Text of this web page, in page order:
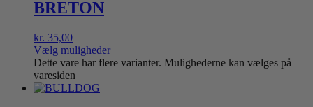
BRETON
kr. 35,00
Vælg muligheder
Dette vare har flere varianter. Mulighederne kan vælges på
varesiden